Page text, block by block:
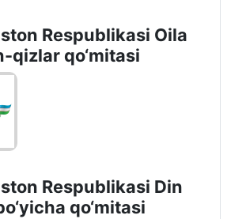
Respublikasi Oila
qizlar qo‘mitasi
Respublikаsi Din
qo‘mitаsi